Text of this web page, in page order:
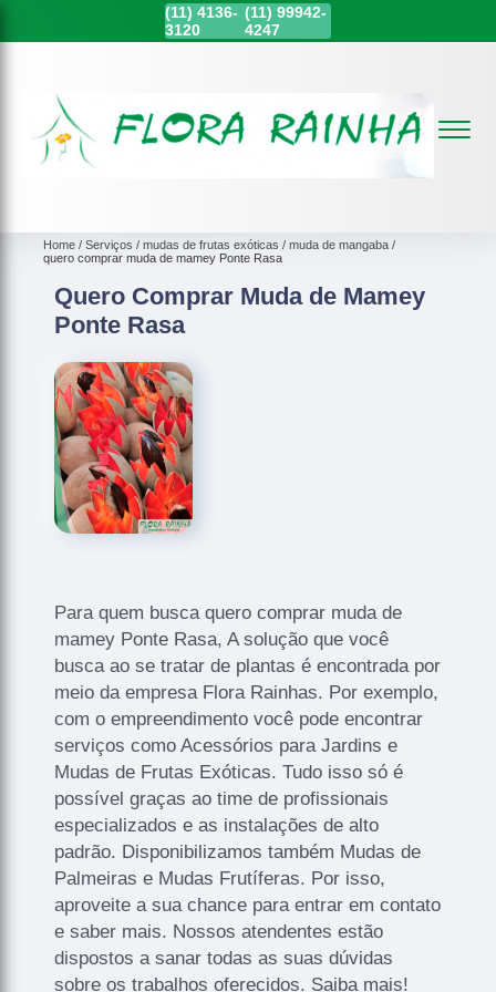
(11) 4136-
3120
(11)99942-
4247
Home Serviços mudas de frutas exóticas
muda de mangaba
quero comprar muda de mamey Ponte Rasa
Quero Comprar Muda de Mamey
Ponte Rasa
Para quem busca quero comprar muda de
mamey Ponte Rasa, A solução que você
busca ao se tratar de plantas é encontrada por
meio da empresa Flora Rainhas. Por exemplo,
com o empreendimento você pode encontrar
serviços como Acessórios para Jardins e
Mudas de Frutas Exóticas. Tudo isso só é
possível graças ao time de profissionais
especializados e as instalações de alto
padrão. Disponibilizamos também Mudas de
Palmeiras e Mudas Frutíferas. Por isso,
aproveite a sua chance para entrar em contato
e saber mais. Nossos atendentes estão
dispostos a sanar todas as suas dúvidas
sobre os trabalhos oferecidos. Saiba mais!